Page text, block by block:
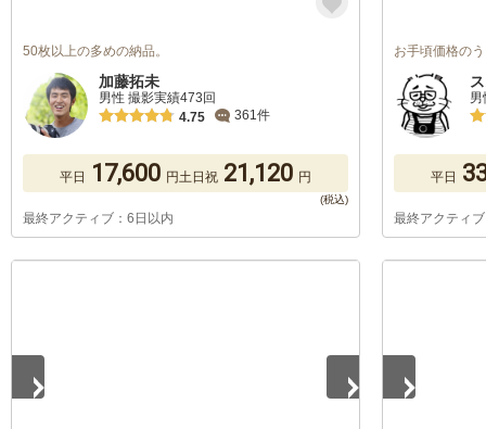
50枚以上の多めの納品。
加藤拓未
男性 撮影実績473回
4.75
361件
平日 17,600 円土日祝 21,120 円
最終アクティブ：6日以内
お手頃価格の
平日
最終アクティ